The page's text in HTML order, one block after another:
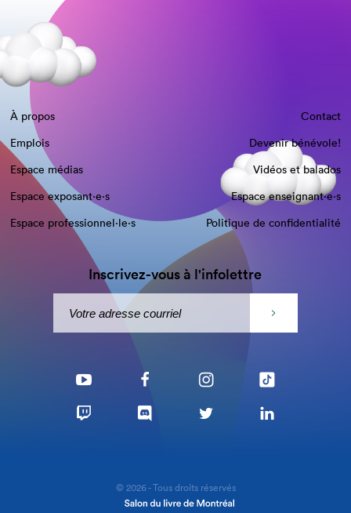
À propos
Contact
Emplois
Devenir bénévole!
Espace médias
Vidéos et balados
Espace exposant·e⋅s
Espace enseignant·e⋅s
Espace professionnel·le⋅s
Politique de confidentialité
Inscrivez-vous à l'infolettre
© 2026 - Tous droits réservés